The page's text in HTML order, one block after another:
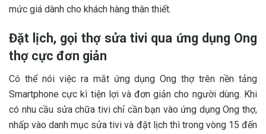
mức giá dành cho khách hàng thân thiết.
Đặt lịch, gọi thợ sửa tivi qua ứng dụng Ong
thợ cực đơn giản
Có thể nói việc ra mắt ứng dụng Ong thợ trên nền tảng
Smartphone cực kì tiện lợi và đơn giản cho người dùng. Khi
có nhu cầu sửa chữa tivi chỉ cần bạn vào ứng dụng Ong thợ,
nhấp vào danh mục sửa tivi và đặt lịch thì trong vòng 15 đến